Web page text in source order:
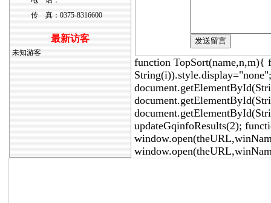
传 真：0375-8316600
最新访客
未知游客
function TopSort(name,n,m){
String(i)).style.display="none";
updateGqinfoResults(2);